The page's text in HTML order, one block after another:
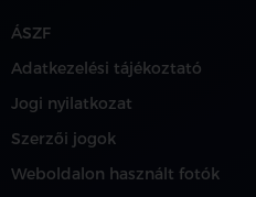
ÁSZF
Adatkezelési tájékoztató
Jogi nyilatkozat
Szerzői jogok
Weboldalon használt fotók